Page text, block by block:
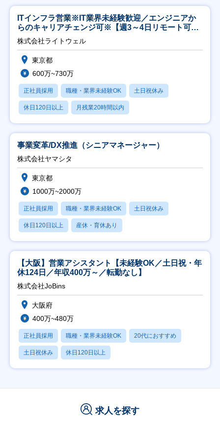
ITインフラ営業※IT業界未経験歓迎／エンジニアか
らのキャリアチェンジ可※【週3～4日リモート可
能】
株式会社ライトウェル
東京都
600万~730万
正社員採用 職種・業界未経験OK 土日祝休み
休日120日以上 月残業20時間以内
事業変革/DX推進（シニアマネージャー）
株式会社ヤマシタ
東京都
1000万~2000万
正社員採用 職種・業界未経験OK 土日祝休み
休日120日以上 産休・育休あり
【大阪】営業アシスタント【未経験OK／土日祝・年
休124日／年収400万～／転勤なし】
株式会社JoBins
大阪府
400万~480万
正社員採用 職種・業界未経験OK 20代におすすめ
土日祝休み 休日120日以上
求人を探す